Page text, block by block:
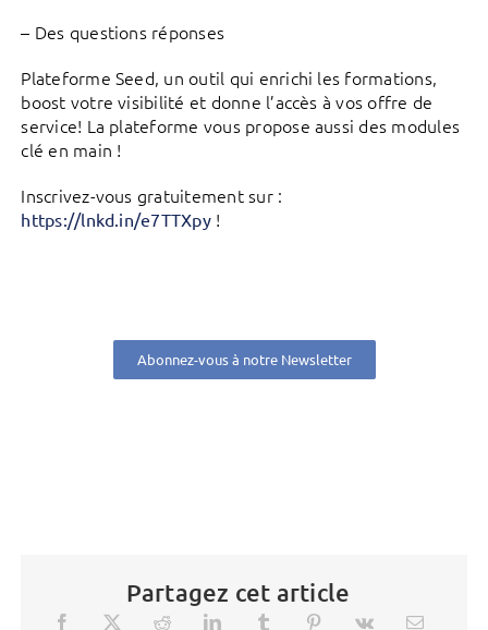
– Des questions réponses
Plateforme Seed, un outil qui enrichi les formations,
boost votre visibilité et donne l’accès à vos offre de
service! La plateforme vous propose aussi des modules
clé en main !
Inscrivez-vous gratuitement sur :
https://lnkd.in/e7TTXpy!
Abonnez-vous à notre Newsletter
Partagez cet article